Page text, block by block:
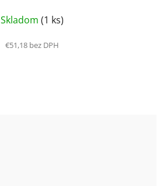
Skladom (1 ks)
€51,18 bez DPH